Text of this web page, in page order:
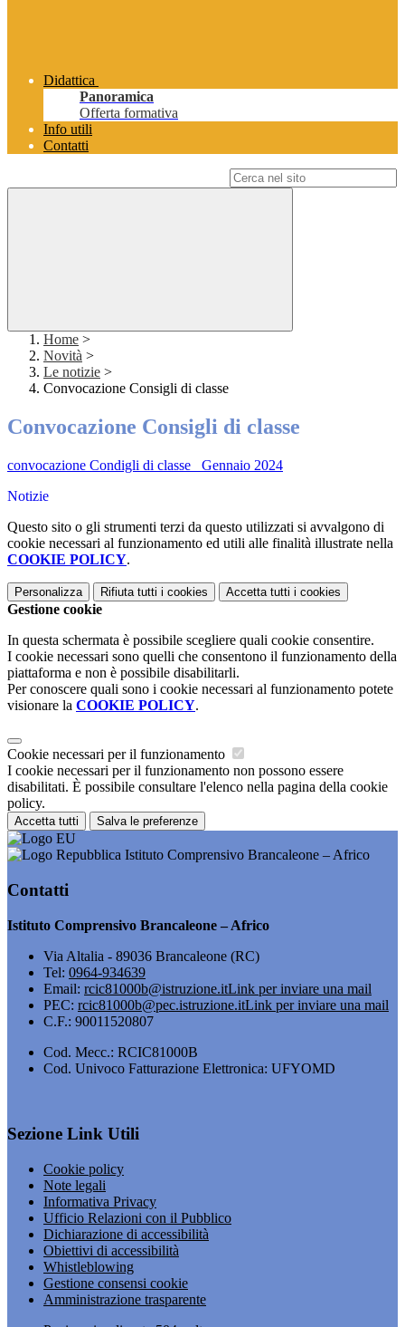
Didattica
Panoramica
Offerta formativa
Info utili
Contatti
Home >
Novità >
Le notizie >
Convocazione Consigli di classe
Convocazione Consigli di classe
convocazione Condigli di classe_ Gennaio 2024
Notizie
Questo sito o gli strumenti terzi da questo utilizzati si avvalgono di
cookie necessari al funzionamento ed utili alle finalità illustrate nella
COOKIE POLICY.
Personalizza Rifiuta tutti i cookies Accetta tutti i cookies
Gestione cookie
In questa schermata è possibile scegliere quali cookie consentire.
I cookie necessari sono quelli che consentono il funzionamento della
piattaforma e non è possibile disabilitarli.
Per conoscere quali sono i cookie necessari al funzionamento potete
visionare la COOKIE POLICY.
Cookie necessari per il funzionamento
I cookie necessari per il funzionamento non possono essere
disabilitati. È possibile consultare l'elenco nella pagina della cookie
policy.
Accetta tutti Salva le preferenze
Istituto Comprensivo Brancaleone – Africo
Contatti
Istituto Comprensivo Brancaleone – Africo
Via Altalia - 89036 Brancaleone (RC)
Tel: 0964-934639
Email: rcic81000b@istruzione.itLink per inviare una mail
PEC: rcic81000b@pec.istruzione.itLink per inviare una mail
C.F.: 90011520807
Cod. Mecc.: RCIC81000B
Cod. Univoco Fatturazione Elettronica: UFYOMD
Sezione Link Utili
Cookie policy
Note legali
Informativa Privacy
Ufficio Relazioni con il Pubblico
Dichiarazione di accessibilità
Obiettivi di accessibilità
Whistleblowing
Gestione consensi cookie
Amministrazione trasparente